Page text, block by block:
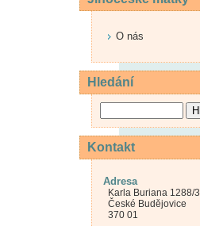
O nás
Hledání
Kontakt
Adresa
Karla Buriana 1288/3
České Budějovice
370 01